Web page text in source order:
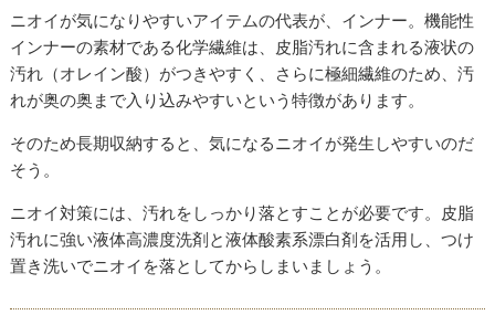
ニオイが気になりやすいアイテムの代表が、インナー。機能性
インナーの素材である化学繊維は、⽪脂汚れに含まれる液状の
汚れ（オレイン酸）がつきやすく、さらに極細繊維のため、汚
れが奥の奥まで入り込みやすいという特徴があります。
そのため⻑期収納すると、気になるニオイが発⽣しやすいのだ
そう。
ニオイ対策には、汚れをしっかり落とすことが必要です。⽪脂
汚れに強い液体高濃度洗剤と液体酸素系漂白剤を活用し、つけ
置き洗いでニオイを落としてからしまいましょう。